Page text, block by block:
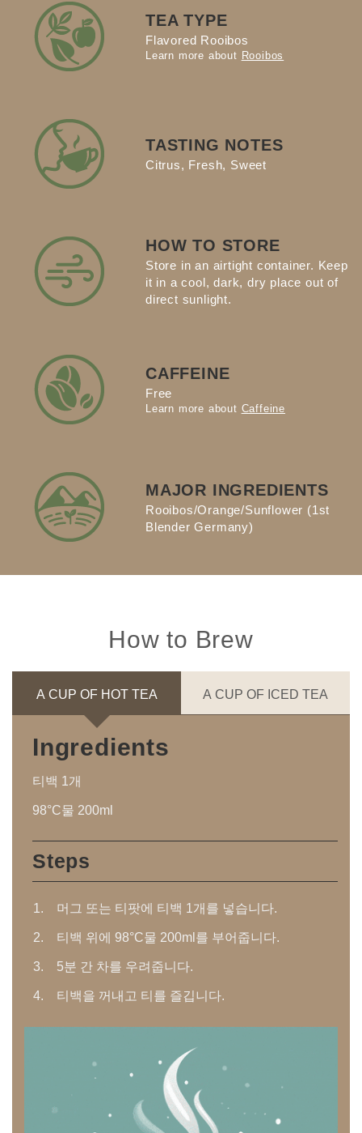
TEA TYPE
Flavored Rooibos
Learn more about Rooibos
TASTING NOTES
Citrus, Fresh, Sweet
HOW TO STORE
Store in an airtight container. Keep
it in a cool, dark, dry place out of
direct sunlight.
CAFFEINE
Free
Learn more about Caffeine
MAJOR INGREDIENTS
Rooibos/Orange/Sunflower (1st
Blender Germany)
How to Brew
A CUP OF HOT TEA A CUP OF ICED TEA
Ingredients
티백 1개
98°C물 200ml
Steps
머그 또는 티팟에 티백 1개를 넣습니다.
티백 위에 98°C물 200ml를 부어줍니다.
5분 간 차를 우려줍니다.
티백을 꺼내고 티를 즐깁니다.